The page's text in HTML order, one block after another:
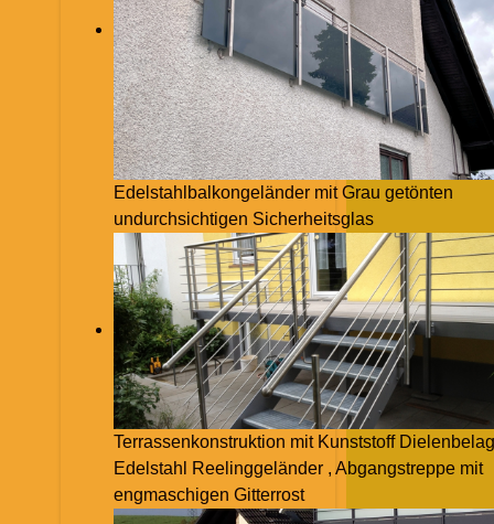
Edelstahlbalkongeländer mit Grau getönten
undurchsichtigen Sicherheitsglas
Terrassenkonstruktion mit Kunststoff
Edelstahl Reelinggeländer , Abgangstreppe mit
engmaschigen Gitterrost